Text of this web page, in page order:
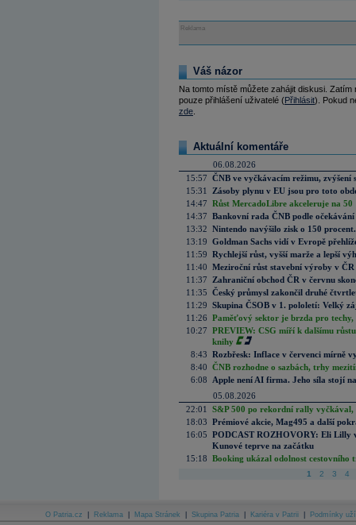
Reklama
Váš názor
Na tomto místě můžete zahájit diskusi.
pouze přihlášení uživatelé (Přihlásit). Pokud
zde
Aktuální komentáře
06.08.2026
15:57 ČNB ve vyčkávacím režimu, zvýšení
15:31
Zásoby plynu v EU jsou pro toto
14:47 Růst MercadoLibre akceleruje na
14:37 Bankovní rada ČNB podle
13:32 Nintendo navýšilo zisk o 150
13:19 Goldman Sachs vidí v Evropě
11:59 Rychlejší růst, vyšší marže a lepší
11:40 Meziroční růst stavební výroby v
11:37
Zahraniční obchod ČR v červnu
11:35 Český průmysl zakončil druhé
11:29 Skupina ČSOB v 1. pololetí: Velký
11:26 Paměťový sektor je brzda pro techy,
10:27 PREVIEW: CSG míří k dalšímu
knihy
8:43 Rozbřesk: Inflace v červenci mírně
8:40 ČNB rozhodne o sazbách, trhy
6:08
Apple není AI firma. Jeho síla stojí
05.08.2026
22:01
S&P 500 po rekordní rally vyčkával,
18:03 Prémiové akcie, Mag495 a další
16:05 PODCAST ROZHOVORY: Eli Lilly
Kunové teprve na začátku
15:18 Booking ukázal odolnost cestovního
1 2 3 4
O Patria.cz Reklama Mapa Stránek Skupina Patria Kariéra v Patrii Podmínky